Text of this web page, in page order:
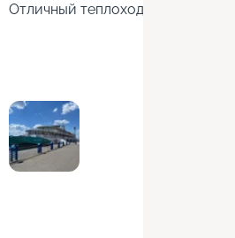
Отличный теплоход с хорошим